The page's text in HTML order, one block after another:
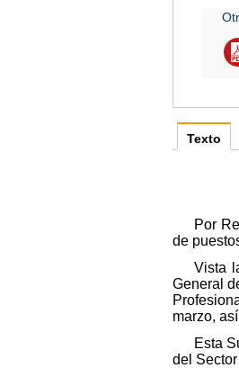
Texto
Por
de
Vista
General
marzo,
Esta
del